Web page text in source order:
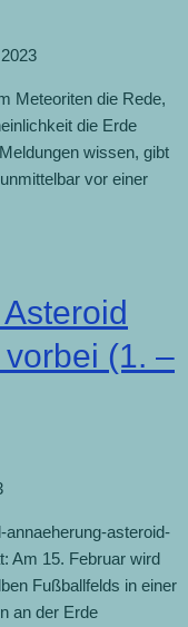
Meteoriten die Rede,
die Erde
wissen, gibt
vor einer
(1. –
asteroid-
Am 15. Februar wird
Fußballfelds in einer
an der Erde